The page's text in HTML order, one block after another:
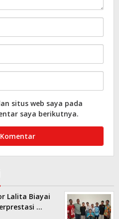
situs web saya pada
saya berikutnya.
Lalita Biayai
…